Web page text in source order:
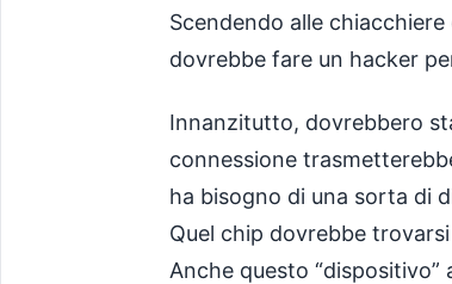
Scendendo alle
dovrebbe fare un hacker
Innanzitutto, dovrebbero
connessione
ha bisogno di una sorta di
Quel chip dovrebbe
Anche questo